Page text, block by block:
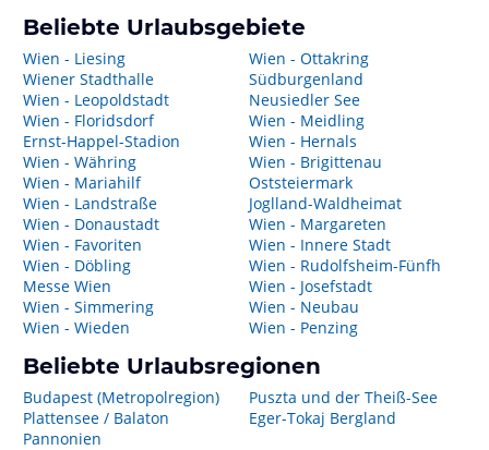
Beliebte Urlaubsgebiete
Wien - Liesing
Wiener Stadthalle
Wien - Leopoldstadt
Wien - Floridsdorf
Ernst-Happel-Stadion
Wien - Währing
Wien - Mariahilf
Wien - Landstraße
Wien - Donaustadt
Wien - Favoriten
Wien - Döbling
Messe Wien
Wien - Simmering
Wien - Wieden
Wien - Ottakring
Südburgenland
Neusiedler See
Wien - Meidling
Wien - Hernals
Wien - Brigittenau
Oststeiermark
Joglland-Waldheimat
Wien - Margareten
Wien - Innere Stadt
Wien - Rudolfsheim-Fünfh
Wien - Josefstadt
Wien - Neubau
Wien - Penzing
Beliebte Urlaubsregionen
Budapest (Metropolregion)
Plattensee / Balaton
Pannonien
Puszta und der Theiß-See
Eger-Tokaj Bergland